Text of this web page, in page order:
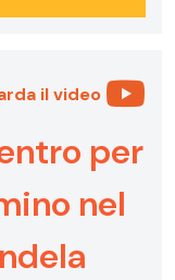
il video
per
nel